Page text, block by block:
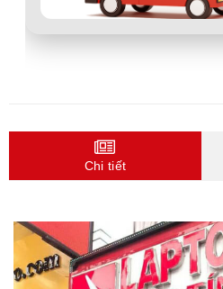
Chi tiết